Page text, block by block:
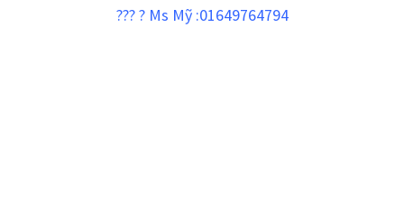
??? ? Ms Mỹ :01649764794